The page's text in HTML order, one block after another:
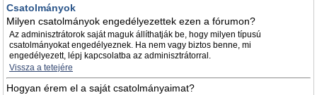
Csatolmányok
Milyen csatolmányok engedélyezettek ezen a fórumon?
Az adminisztrátorok saját maguk állíthatják be, hogy milyen típusú
csatolmányokat engedélyeznek. Ha nem vagy biztos benne, mi
engedélyezett, lépj kapcsolatba az adminisztrátorral.
Vissza a tetejére
Hogyan érem el a saját csatolmányaimat?